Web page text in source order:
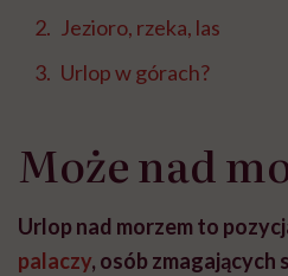
Jezioro, rzeka, las
Urlop w górach?
Może nad
Urlop nad morzem to
palaczy, osób zmagających